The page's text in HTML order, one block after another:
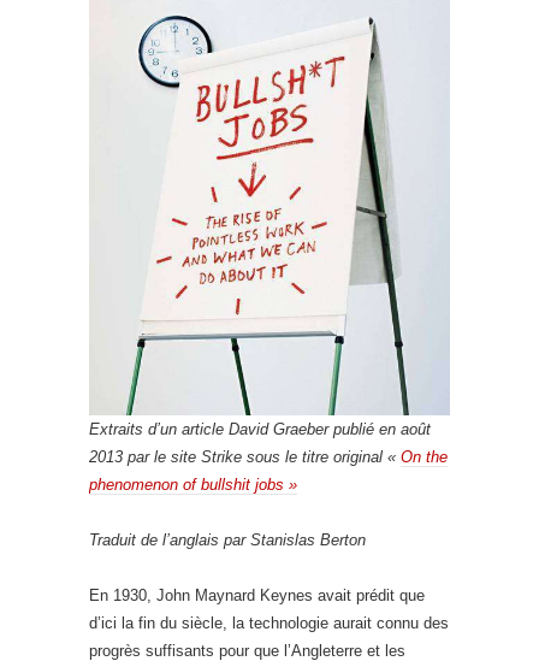
Extraits d’un article David Graeber publié en août
2013 par le site Strike sous le titre original « On the
phenomenon of bullshit jobs »
Traduit de l’anglais par Stanislas Berton
En 1930, John Maynard Keynes avait prédit que
d’ici la fin du siècle, la technologie aurait connu des
progrès suffisants pour que l’Angleterre et les